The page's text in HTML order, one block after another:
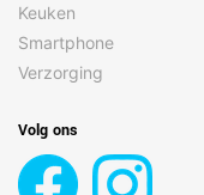
Keuken
Smartphone
Verzorging
Volg ons